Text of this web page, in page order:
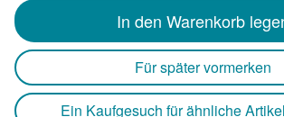
In den Warenkorb
Für später vormerken
Ein Kaufgesuch für ähnliche